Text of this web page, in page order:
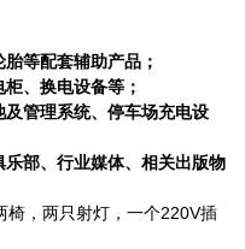
等配套辅助产品；
、换电设备等；
管理系统、停车场充电设
部、行业媒体、相关出版物
椅，两只射灯，一个220V插